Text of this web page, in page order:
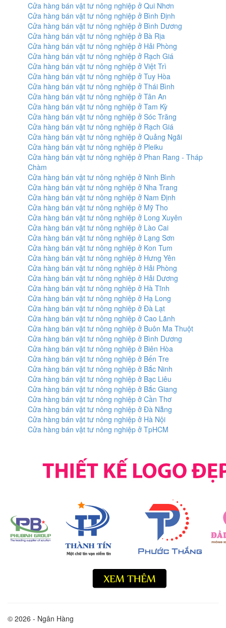
Cửa hàng bán vật tư nông nghiệp ở Qui Nhơn
Cửa hàng bán vật tư nông nghiệp ở Bình Định
Cửa hàng bán vật tư nông nghiệp ở Bình Dương
Cửa hàng bán vật tư nông nghiệp ở Bà Rịa
Cửa hàng bán vật tư nông nghiệp ở Hải Phòng
Cửa hàng bán vật tư nông nghiệp ở Rạch Giá
Cửa hàng bán vật tư nông nghiệp ở Việt Trì
Cửa hàng bán vật tư nông nghiệp ở Tuy Hòa
Cửa hàng bán vật tư nông nghiệp ở Thái Bình
Cửa hàng bán vật tư nông nghiệp ở Tân An
Cửa hàng bán vật tư nông nghiệp ở Tam Kỳ
Cửa hàng bán vật tư nông nghiệp ở Sóc Trăng
Cửa hàng bán vật tư nông nghiệp ở Rạch Giá
Cửa hàng bán vật tư nông nghiệp ở Quảng Ngãi
Cửa hàng bán vật tư nông nghiệp ở Pleiku
Cửa hàng bán vật tư nông nghiệp ở Phan Rang - Tháp
Chàm
Cửa hàng bán vật tư nông nghiệp ở Ninh Bình
Cửa hàng bán vật tư nông nghiệp ở Nha Trang
Cửa hàng bán vật tư nông nghiệp ở Nam Định
Cửa hàng bán vật tư nông nghiệp ở Mỹ Tho
Cửa hàng bán vật tư nông nghiệp ở Long Xuyên
Cửa hàng bán vật tư nông nghiệp ở Lào Cai
Cửa hàng bán vật tư nông nghiệp ở Lạng Sơn
Cửa hàng bán vật tư nông nghiệp ở Kon Tum
Cửa hàng bán vật tư nông nghiệp ở Hưng Yên
Cửa hàng bán vật tư nông nghiệp ở Hải Phòng
Cửa hàng bán vật tư nông nghiệp ở Hải Dương
Cửa hàng bán vật tư nông nghiệp ở Hà Tĩnh
Cửa hàng bán vật tư nông nghiệp ở Hạ Long
Cửa hàng bán vật tư nông nghiệp ở Đà Lạt
Cửa hàng bán vật tư nông nghiệp ở Cao Lãnh
Cửa hàng bán vật tư nông nghiệp ở Buôn Ma Thuột
Cửa hàng bán vật tư nông nghiệp ở Bình Dương
Cửa hàng bán vật tư nông nghiệp ở Biên Hòa
Cửa hàng bán vật tư nông nghiệp ở Bến Tre
Cửa hàng bán vật tư nông nghiệp ở Bắc Ninh
Cửa hàng bán vật tư nông nghiệp ở Bạc Liêu
Cửa hàng bán vật tư nông nghiệp ở Bắc Giang
Cửa hàng bán vật tư nông nghiệp ở Cần Thơ
Cửa hàng bán vật tư nông nghiệp ở Đà Nẵng
Cửa hàng bán vật tư nông nghiệp ở Hà Nội
Cửa hàng bán vật tư nông nghiệp ở TpHCM
© 2026 - Ngân Hàng